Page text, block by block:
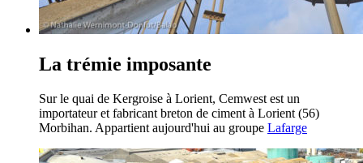
La trémie imposante
Sur le quai de Kergroise à Lorient, Cemwest est un
importateur et fabricant breton de ciment à Lorient (56)
Morbihan. Appartient aujourd'hui au groupe Lafarge